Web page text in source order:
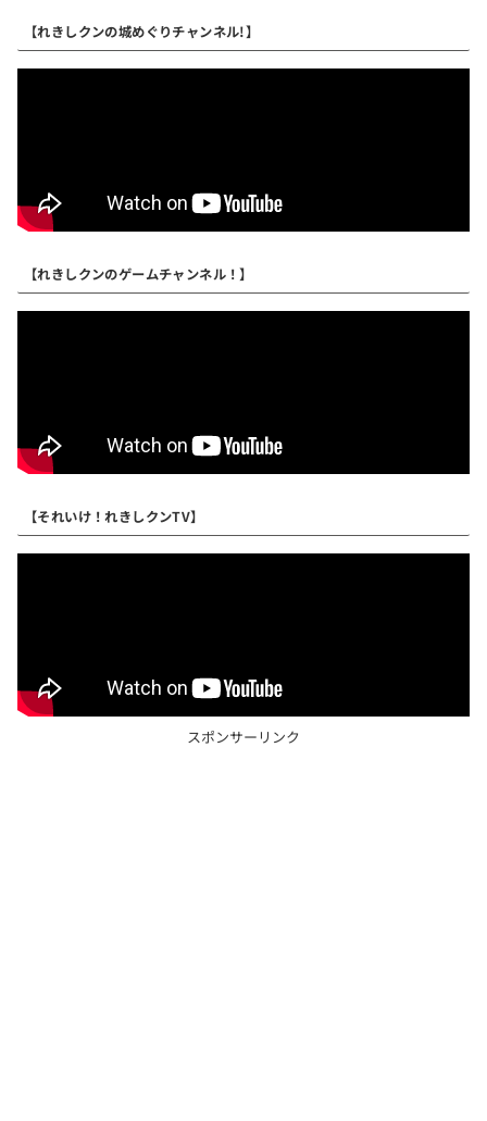
【れきしクンの城めぐりチャンネル!】
【れきしクンのゲームチャンネル！】
【それいけ！れきしクンTV】
スポンサーリンク